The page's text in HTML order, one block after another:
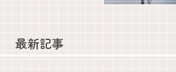
最新記事